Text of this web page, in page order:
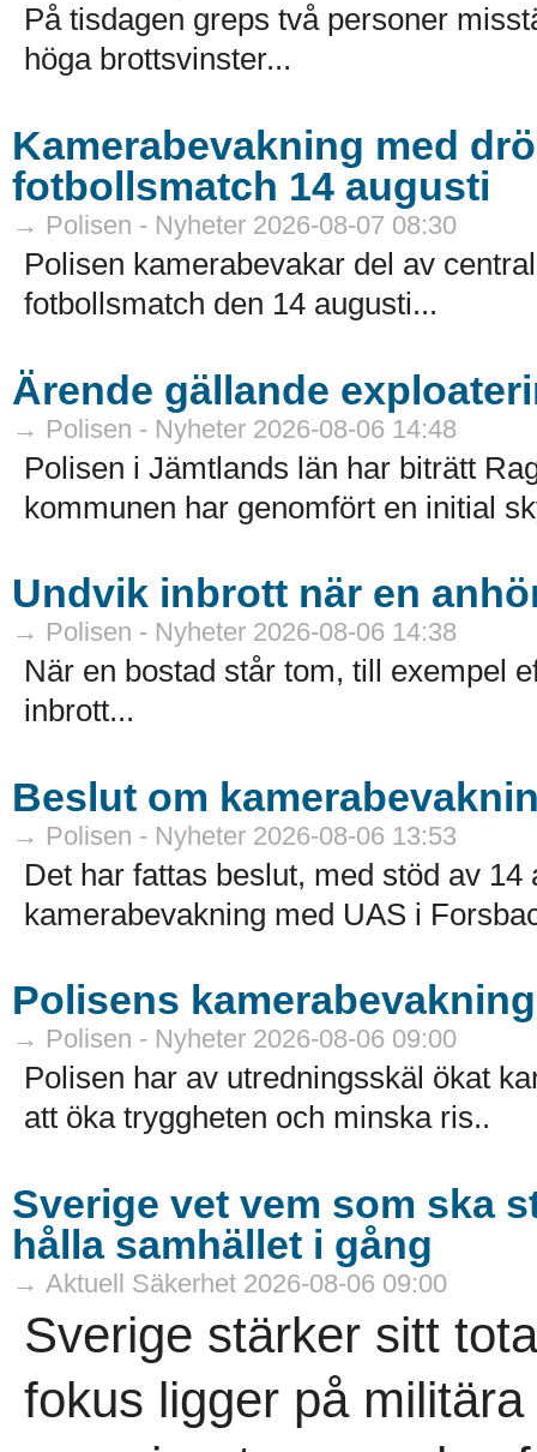
På tisdagen greps två personer
höga brottsvinster...
Kamerabevakning med
fotbollsmatch 14 augusti
→ Polisen - Nyheter 2026-08-07 08:30
Polisen kamerabevakar del av
fotbollsmatch den 14 augusti...
Ärende gällande
→ Polisen - Nyheter 2026-08-06 14:48
Polisen i Jämtlands län har biträtt
kommunen har genomfört en initial
Undvik inbrott när en
→ Polisen - Nyheter 2026-08-06 14:38
När en bostad står tom, till exempel
inbrott...
Beslut om
→ Polisen - Nyheter 2026-08-06 13:53
Det har fattas beslut, med stöd av
kamerabevakning med UAS i
Polisens
→ Polisen - Nyheter 2026-08-06 09:00
Polisen har av utredningsskäl ökat
att öka tryggheten och minska ris..
Sverige vet vem som ska
hålla samhället i gång
→ Aktuell Säkerhet 2026-08-06 09:00
Sverige stärker sitt
fokus ligger på